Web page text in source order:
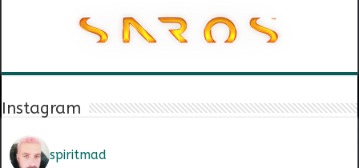
Instagram
spiritmad